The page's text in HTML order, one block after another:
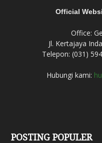
Official
Office:
Jl. Kertajaya
Telepon: (031)
Hubungi kami:
POSTING POPULER